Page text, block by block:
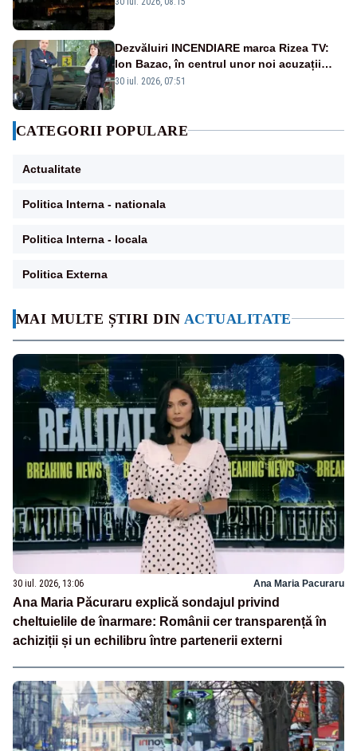
MAI MULTE ȘTIRI DIN ACTUALITATE
30 iul. 2026, 13:06 Ana Maria Pacuraru
Ana Maria Păcuraru explică sondajul privind
cheltuielile de înarmare: Românii cer transparență în
achiziții și un echilibru între partenerii externi
Dezvăluiri INCENDIARE marca Rizea TV:
Ion Bazac, în centrul unor noi acuzații
publice
30 iul. 2026, 07:51
CATEGORII POPULARE
Actualitate
Politica Interna - nationala
Politica Interna - locala
Politica Externa